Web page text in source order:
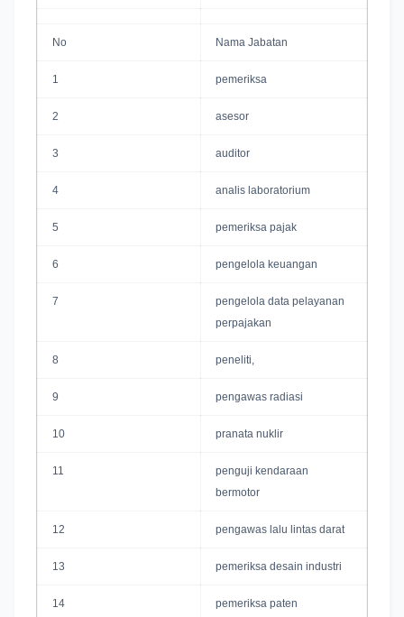
No Nama Jabatan
1 pemeriksa
2 asesor
3 auditor
4 analis laboratorium
5 pemeriksa pajak
6 pengelola keuangan
7
pengelola data pelayanan
perpajakan
8 peneliti,
9 pengawas radiasi
10 pranata nuklir
11
penguji kendaraan
bermotor
12 pengawas lalu lintas darat
13 pemeriksa desain industri
14 pemeriksa paten